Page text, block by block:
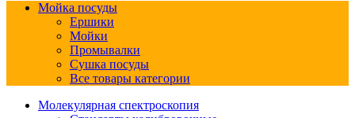
Мойка посуды
Ершики
Мойки
Промывалки
Сушка посуды
Все товары категории
Молекулярная спектроскопия